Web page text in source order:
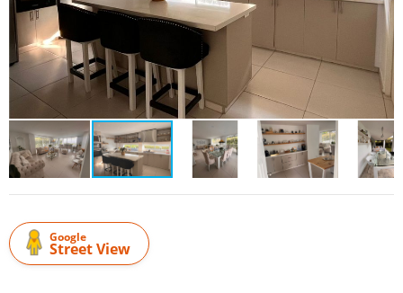
Google
Street View